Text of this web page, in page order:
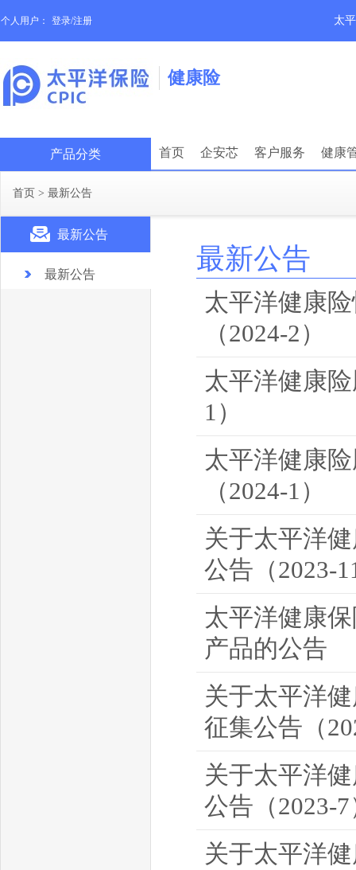
个人用户： 登录/注册 太
健康险
产品分类 首页 企安芯 客户服务 健康
首页 > 最新公告
最新公告
最新公告 最新公告
太平洋健康
（2024-2）
太平洋健康
1）
太平洋健康
（2024-1）
关于太平洋
公告（2023-
太平洋健康
产品的公告
关于太平洋
征集公告（
关于太平洋
公告（2023-7
关于太平洋